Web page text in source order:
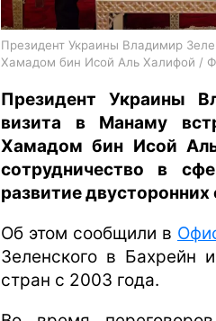
Президент Украины Владимир
Хамадом бин Исой Аль Халифой /
Президент Украины
визита в Манаму
Хамадом бин Исой
сотрудничество в
развитие
Об этом сообщили в
Зеленского в Бахрейн
стран с 2003 года.